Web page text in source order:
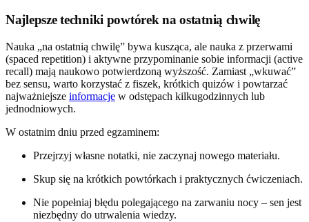
Najlepsze techniki powtórek na ostatnią chwilę
Nauka „na ostatnią chwilę” bywa kusząca, ale nauka z przerwami
(spaced repetition) i aktywne przypominanie sobie informacji (active
recall) mają naukowo potwierdzoną wyższość. Zamiast „wkuwać”
bez sensu, warto korzystać z fiszek, krótkich quizów i powtarzać
najważniejsze informacje w odstępach kilkugodzinnych lub
jednodniowych.
W ostatnim dniu przed egzaminem:
Przejrzyj własne notatki, nie zaczynaj nowego materiału.
Skup się na krótkich powtórkach i praktycznych ćwiczeniach.
Nie popełniaj błędu polegającego na zarwaniu nocy – sen jest
niezbędny do utrwalenia wiedzy.